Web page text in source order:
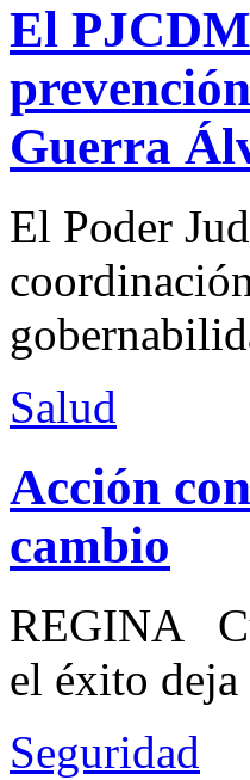
El
Guerra
El Poder
Salud
Acción
cambio
REGINA
el éxito deja
Seguridad